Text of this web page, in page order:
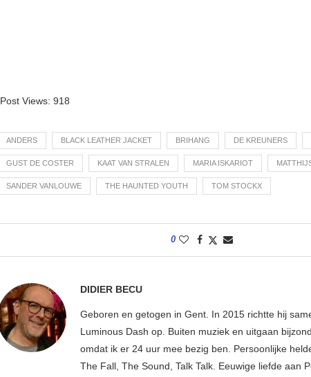
Post Views: 918
ANDERS BLACK LEATHER JACKET BRIHANG DE KREUNERS
GUST DE COSTER KAAT VAN STRALEN MARIA ISKARIOT
SANDER VANLOUWE THE HAUNTED YOUTH TOM STOCKX
0
DIDIER BECU
Geboren en getogen in Gent. In 2015 richtte hij
Luminous Dash op. Buiten muziek en uitgaan
omdat ik er 24 uur mee bezig ben. Persoonlijke
The Fall, The Sound, Talk Talk. Eeuwige liefde aan